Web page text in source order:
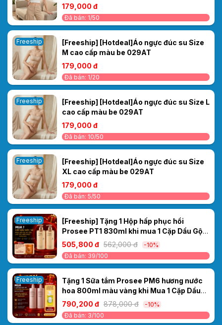
179,000 đ
Đã bán: 1/50
Freeship
[Freeship] [Hotdeal]Áo ngực đúc su Size
M cao cấp màu be 029AT
179,000 đ
Đã bán: 1/20
Freeship
[Freeship] [Hotdeal]Áo ngực đúc su Size L
cao cấp màu be 029AT
179,000 đ
Đã bán: 10/50
Freeship
[Freeship] [Hotdeal]Áo ngực đúc su Size
XL cao cấp màu be 029AT
179,000 đ
Đã bán: 5/50
Freeship
[Freeship] Tặng 1 Hộp hấp phục hồi
Prosee PT1 830ml khi mua 1 Cặp Dầu Gội
Xả Prosee PS11/PC11 Sakura 500ml –
Dưỡng Ẩm & Làm Mượt Tóc Tức Thì
505,800 đ 562,000 đ
-10%
Đã bán: 39/100
Freeship
Tặng 1 Sữa tắm Prosee PM6 hương nước
hoa 800ml màu vàng khi Mua 1 Cặp Dầu
Gội/Xả Ceylanpuree Luxury Aroma
1000ml CS6/CC6 – Phục Hồi & Dưỡng Ẩm
Cho Mái Tóc Mềm Mượt Chuẩn Salon
790,200 đ 878,000 đ
-10%
Đã bán: 3/100